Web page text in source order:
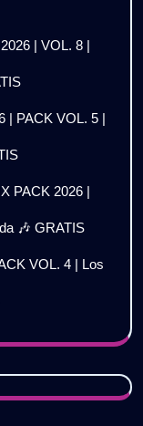
| VOL. 8 |
| PACK VOL. 5 |
PACK 2026 |
🎶 GRATIS
VOL. 4 | Los